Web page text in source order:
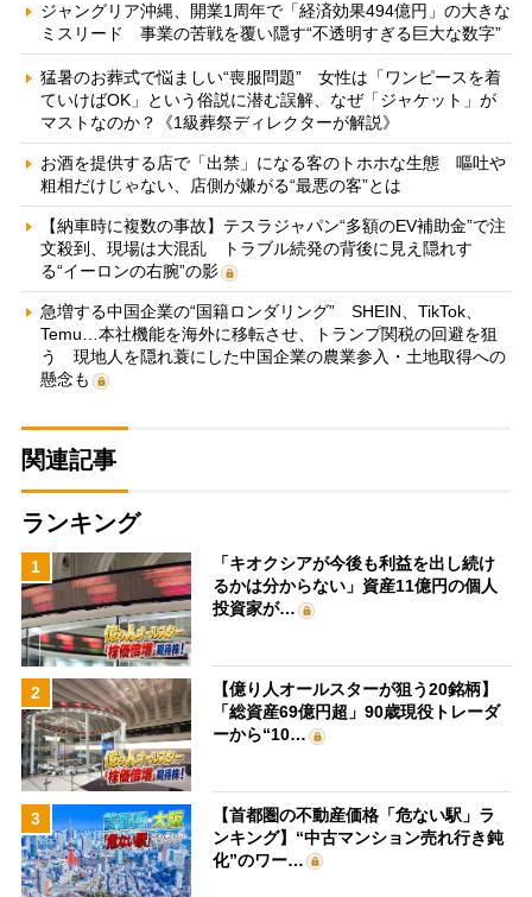
ジャングリア沖縄、開業1周年で「経済効果494億円」の大きな
ミスリード 事業の苦戦を覆い隠す“不透明すぎる巨大な数字”
猛暑のお葬式で悩ましい“喪服問題” 女性は「ワンピースを着
ていけばOK」という俗説に潜む誤解、なぜ「ジャケット」が
マストなのか？《1級葬祭ディレクターが解説》
お酒を提供する店で「出禁」になる客のトホホな生態 嘔吐や
粗相だけじゃない、店側が嫌がる“最悪の客”とは
【納車時に複数の事故】テスラジャパン“多額のEV補助金”で注
文殺到、現場は大混乱 トラブル続発の背後に見え隠れす
る“イーロンの右腕”の影
急増する中国企業の“国籍ロンダリング” SHEIN、TikTok、
Temu…本社機能を海外に移転させ、トランプ関税の回避を狙
う 現地人を隠れ蓑にした中国企業の農業参入・土地取得への
懸念も
関連記事
ランキング
1
「キオクシアが今後も利益を出し続け
るかは分からない」資産11億円の個人
投資家が…
2
【億り人オールスターが狙う20銘柄】
「総資産69億円超」90歳現役トレーダ
ーから“10…
3
【首都圏の不動産価格「危ない駅」ラ
ンキング】“中古マンション売れ行き鈍
化”のワー…